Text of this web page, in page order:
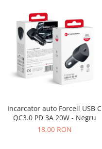
Incarcator auto Forcell USB C
QC3.0 PD 3A 20W - Negru
18,00 RON